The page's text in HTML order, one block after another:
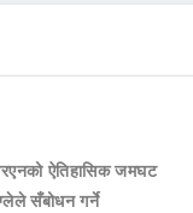
ऐतिहासिक जमघट
सँबोधन गर्ने